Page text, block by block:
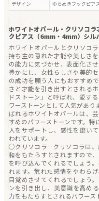
ホワイトオパール・クリソコ
クピアス（6mm・4mm）シル
ホワイトオパールとクリソコ
持ち主の隠れた才能や美しさ
の能力に気づかせ、表面化さ
豊かにし、女性らしさや美的
の成功を願う人にもおすすめ
さと才能を引き出すとされる
ドストーン」と呼ばれ、愛す
ワーストーンとして人気があ
ばれるホワイトオパールは、
すめのパワーストーンです。
人をサポートし、感性を磨い
われています。
○クリソコラ…クリソコラは、
和をもたらすとされますので
を呼び込んでくれるでしょう
れます。荒れた感情をやわら
目覚めさせてくれるでしょう
ンを引き出し、美意識を高め
力をもたらすとされるパワース
デザイン
ゆらめきフックピア